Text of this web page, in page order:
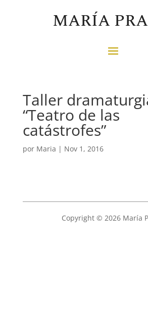
MARÍA
Taller
“Teatro de las
catástrofes”
por Maria | Nov 1, 2016
Copyright © 2026 María